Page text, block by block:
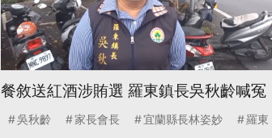
餐敘送紅酒涉賄選 羅東鎮長吳秋齡喊冤
吳秋齡 家長會長 宜蘭縣長林姿妙
羅東